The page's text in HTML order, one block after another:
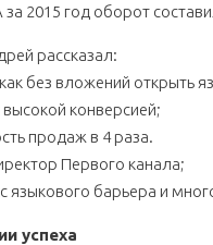
2015 год оборот
рассказал:
без вложений открыть
конверсией;
продаж в 4 раза.
Первого канала;
языкового барьера и
успеха